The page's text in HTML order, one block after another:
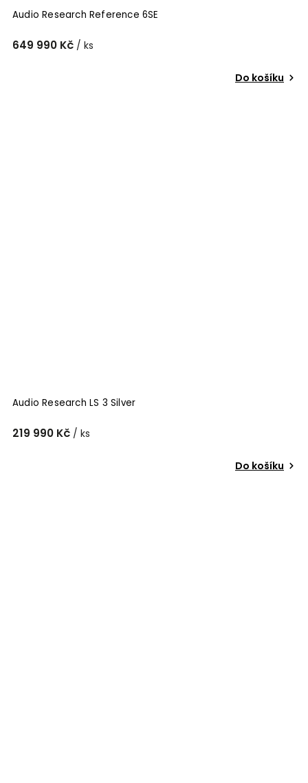
Audio Research Reference 6SE
649 990 Kč / ks
Do košíku
Audio Research LS 3 Silver
219 990 Kč / ks
Do košíku